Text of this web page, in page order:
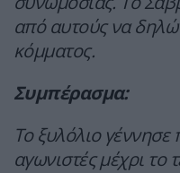
από αυτούς να
κόμματος.
Συμπέρασμα:
Το ξυλόλιο γέννησε
αγωνιστές μέχρι το